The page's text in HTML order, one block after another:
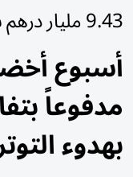
9.43 مليار درهم سيولة 5 جلسات
أسبوع
مدفوعاً
بهدوء